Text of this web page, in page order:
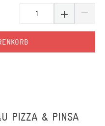
PIZZA & PINSA